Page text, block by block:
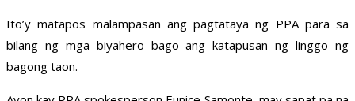
Ito’y matapos malampasan ang pagtataya ng PPA para sa
bilang ng mga biyahero bago ang katapusan ng linggo ng
bagong taon.